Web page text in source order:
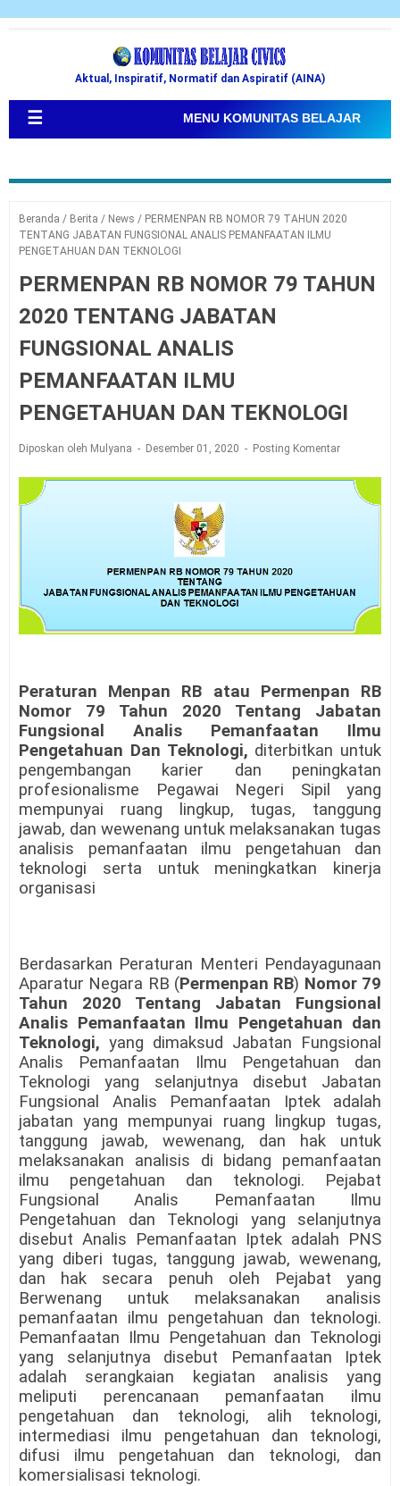
Aktual, Inspiratif, Normatif dan Aspiratif (AINA)
☰ MENU KOMUNITAS BELAJAR
Beranda / Berita / News / PERMENPAN RB NOMOR 79 TAHUN 2020
TENTANG JABATAN FUNGSIONAL ANALIS PEMANFAATAN ILMU
PENGETAHUAN DAN TEKNOLOGI
PERMENPAN RB NOMOR 79 TAHUN
2020 TENTANG JABATAN
FUNGSIONAL ANALIS
PEMANFAATAN ILMU
PENGETAHUAN DAN TEKNOLOGI
Diposkan oleh Mulyana Desember 01, 2020 Posting Komentar
Peraturan Menpan RB atau Permenpan RB
Nomor 79 Tahun 2020 Tentang Jabatan
Fungsional Analis Pemanfaatan Ilmu
Pengetahuan Dan Teknologi, diterbitkan untuk
pengembangan karier dan peningkatan
profesionalisme Pegawai Negeri Sipil yang
mempunyai ruang lingkup, tugas, tanggung
jawab, dan wewenang untuk melaksanakan tugas
analisis pemanfaatan ilmu pengetahuan dan
teknologi serta untuk meningkatkan kinerja
organisasi
Berdasarkan Peraturan Menteri Pendayagunaan
Aparatur Negara RB (Permenpan RB) Nomor 79
Tahun 2020 Tentang Jabatan Fungsional
Analis Pemanfaatan Ilmu Pengetahuan dan
Teknologi, yang dimaksud Jabatan Fungsional
Analis Pemanfaatan Ilmu Pengetahuan dan
Teknologi yang selanjutnya disebut Jabatan
Fungsional Analis Pemanfaatan Iptek adalah
jabatan yang mempunyai ruang lingkup tugas,
tanggung jawab, wewenang, dan hak untuk
melaksanakan analisis di bidang pemanfaatan
ilmu pengetahuan dan teknologi. Pejabat
Fungsional Analis Pemanfaatan Ilmu
Pengetahuan dan Teknologi yang selanjutnya
disebut Analis Pemanfaatan Iptek adalah PNS
yang diberi tugas, tanggung jawab, wewenang,
dan hak secara penuh oleh Pejabat yang
Berwenang untuk melaksanakan analisis
pemanfaatan ilmu pengetahuan dan teknologi.
Pemanfaatan Ilmu Pengetahuan dan Teknologi
yang selanjutnya disebut Pemanfaatan Iptek
adalah serangkaian kegiatan analisis yang
meliputi perencanaan pemanfaatan ilmu
pengetahuan dan teknologi, alih teknologi,
intermediasi ilmu pengetahuan dan teknologi,
difusi ilmu pengetahuan dan teknologi, dan
komersialisasi teknologi.